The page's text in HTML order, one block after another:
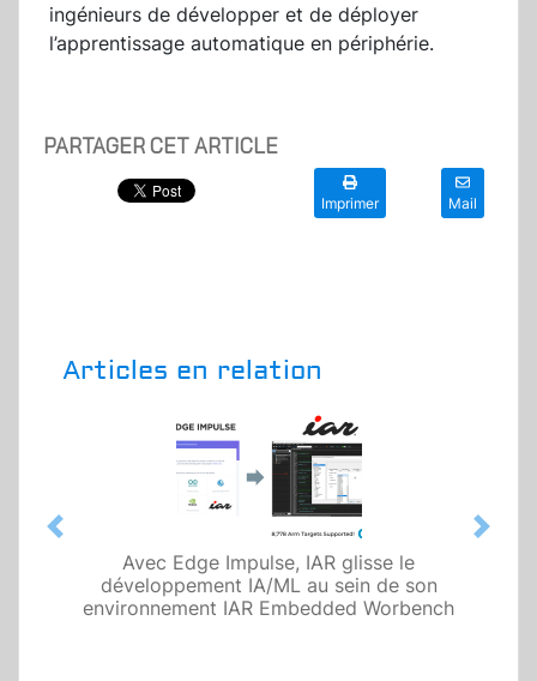
ingénieurs de développer et de déployer
l’apprentissage automatique en périphérie.
PARTAGER CET ARTICLE
Imprimer Mail
Articles en relation
Avec Edge Impulse, IAR glisse le
développement IA/ML au sein de son
environnement IAR Embedded Worbench
Previous Next